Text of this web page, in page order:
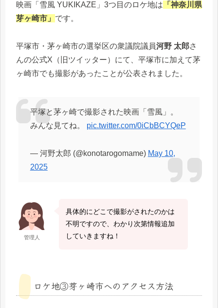
映画「雪風 YUKIKAZE」3つ目のロケ地は 「神奈川県
芽ヶ崎市」 です。
平塚市・茅ヶ崎市の選挙区の衆議院議員河野 太郎さ
んの公式X（旧ツイッター）にて、平塚市に加えて茅
ヶ崎市でも撮影があったことが公表されました。
平塚と茅ヶ崎で撮影された映画「雪風」。
みんな見てね。 pic.twitter.com/0iCbBCYQeP
— 河野太郎 (@konotarogomame) May 10,
2025
管理人
具体的にどこで撮影がされたのかは
不明ですので、わかり次第情報追加
していきますね！
ロケ地③芽ヶ崎市へのアクセス方法